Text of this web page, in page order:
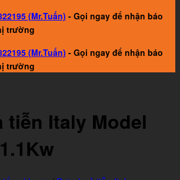
(Mr.Tuấn) - Gọi ngay để nhận báo
trường
(Mr.Tuấn) - Gọi ngay để nhận báo
trường
tiễn Italy Model